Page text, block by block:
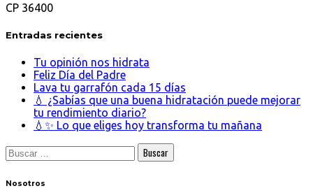
CP 36400
Entradas recientes
Tu opinión nos hidrata
Feliz Día del Padre
Lava tu garrafón cada 15 días
💧 ¿Sabías que una buena hidratación puede mejorar
tu rendimiento diario?
💧✨ Lo que eliges hoy transforma tu mañana
Buscar:
Nosotros